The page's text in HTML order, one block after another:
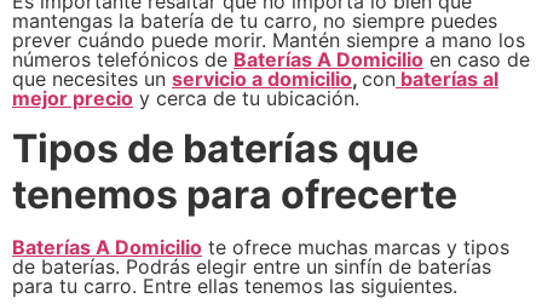
mantengas la batería de tu carro, no siempre puedes
prever cuándo puede morir. Mantén siempre a mano los
números telefónicos de Baterías A Domicilio en caso de
que necesites un servicio a domicilio, con baterías al
mejor precio y cerca de tu ubicación.
Tipos de baterías que
tenemos para ofrecerte
Baterías A Domicilio te ofrece muchas marcas y tipos
de baterías. Podrás elegir entre un sinfín de baterías
para tu carro. Entre ellas tenemos las siguientes.